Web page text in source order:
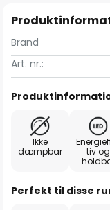
Brand
Art. nr.:
Ikke
dæmpbar
tiv og
Perfekt til disse